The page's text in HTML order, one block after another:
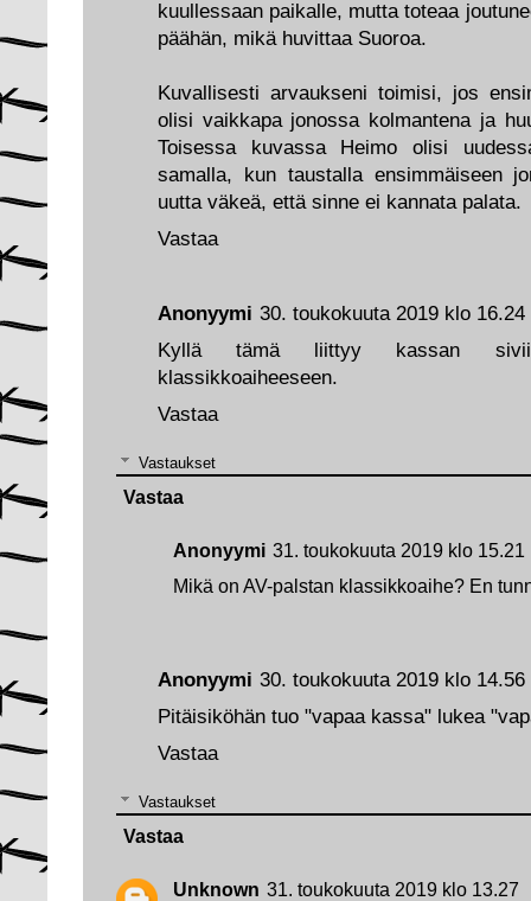
Anonyymi 30. toukokuuta 2019 klo 14.56
Pitäisiköhän tuo "vapaa kassa" lukea
Vastaa
Vastaukset
Unknown 31. toukokuuta 2019 klo 13.27
Vastaa
Anonyymi 30. toukokuuta 2019 klo 16.24
Kyllä tämä liittyy kassan
klassikkoaiheeseen.
Vastaa
Vastaukset
Anonyymi 31. toukokuuta 2019 klo 15.21
Mikä on AV-palstan klassikkoaihe? En
Vastaa
kuullessaan paikalle, mutta toteaa
päähän, mikä huvittaa Suoroa.
Kuvallisesti arvaukseni toimisi, jos
olisi vaikkapa jonossa kolmantena ja
Toisessa kuvassa Heimo olisi
samalla, kun taustalla ensimmäiseen
uutta väkeä, että sinne ei kannata palata.
Vastaa